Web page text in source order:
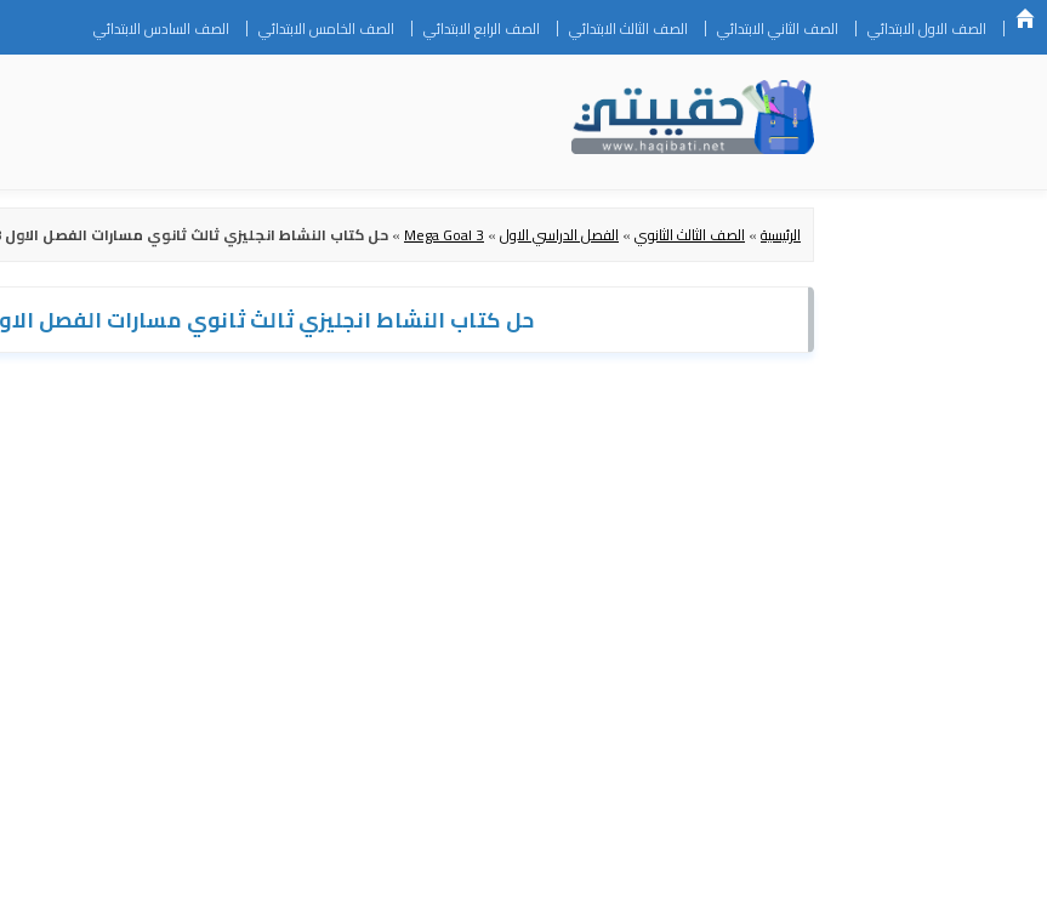
Skip
to
الصف الاول الابتدائي الصف الثاني الابتدائي الصف الثالث الابتدائي الصف الرابع الابتدائي الصف الخامس الابتدائي الصف السادس الابتدائي
الرئيسية»الصف الثالث الثانوي»الفصل الدراسي الاول»
Mega Goal 3
»حل كتاب النشاط انجليزي ثالث ثانوي مسارات الفصل الاول 1448
حل كتاب النشاط انجليزي ثالث ثانوي مسارات الفصل الاول